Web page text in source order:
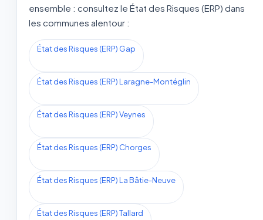
ensemble : consultez le État des Risques (ERP) dans
les communes alentour :
État des Risques (ERP) Gap
État des Risques (ERP) Laragne-Montéglin
État des Risques (ERP) Veynes
État des Risques (ERP) Chorges
État des Risques (ERP) La Bâtie-Neuve
État des Risques (ERP) Tallard